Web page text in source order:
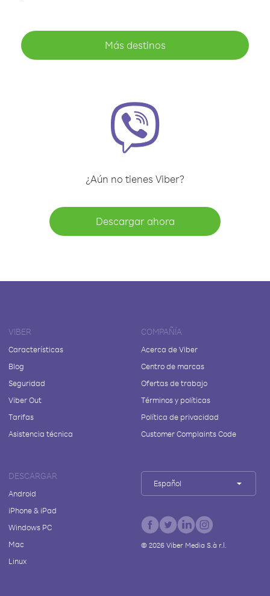
Más destinos
¿Aún no tienes Viber?
Descargar ahora
VIBER
Características
Blog
Seguridad
Viber Out
Tarifas
Asistencia técnica
COMPAÑÍA
Acerca de Viber
Centro de marcas
Ofertas de trabajo
Términos y políticas
Política de privacidad
Customer Complaints Code
DESCARGAR
Android
iPhone & iPad
Windows PC
Mac
Linux
Español
© 2026Viber Media S.à r.l.